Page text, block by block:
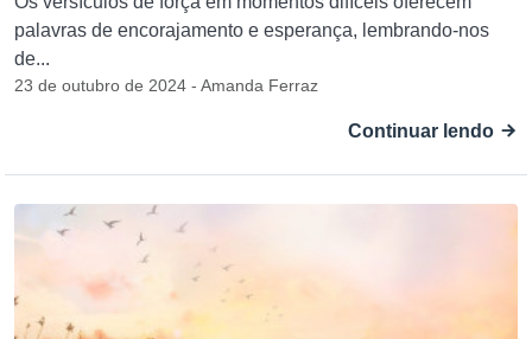
palavras de encorajamento e esperança, lembrando-nos
de...
23 de outubro de 2024 - Amanda Ferraz
Continuar lendo